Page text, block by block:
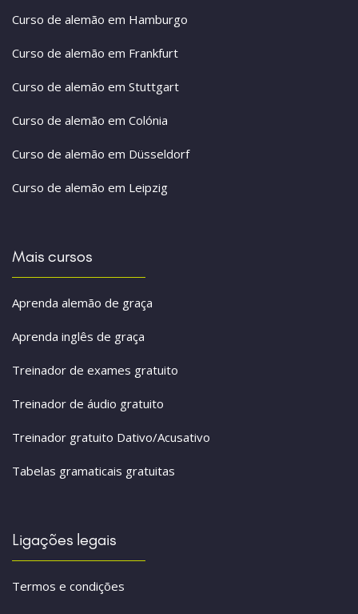
Curso de alemão em Hamburgo
Curso de alemão em Frankfurt
Curso de alemão em Stuttgart
Curso de alemão em Colónia
Curso de alemão em Düsseldorf
Curso de alemão em Leipzig
Mais cursos
Aprenda alemão de graça
Aprenda inglês de graça
Treinador de exames gratuito
Treinador de áudio gratuito
Treinador gratuito Dativo/Acusativo
Tabelas gramaticais gratuitas
Ligações legais
Termos e condições